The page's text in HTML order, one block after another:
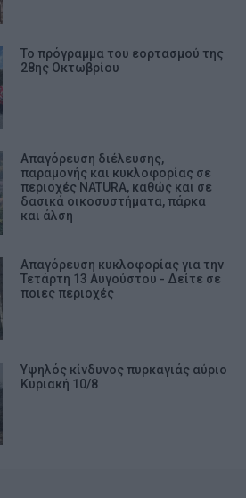
Το πρόγραμμα του εορτασμού της
28ης Οκτωβρίου
Απαγόρευση διέλευσης,
παραμονής και κυκλοφορίας σε
περιοχές NATURA, καθώς και σε
δασικά οικοσυστήματα, πάρκα
και άλση
Απαγόρευση κυκλοφορίας για την
Τετάρτη 13 Αυγούστου - Δείτε σε
ποιες περιοχές
Υψηλός κίνδυνος πυρκαγιάς αύριο
Κυριακή 10/8